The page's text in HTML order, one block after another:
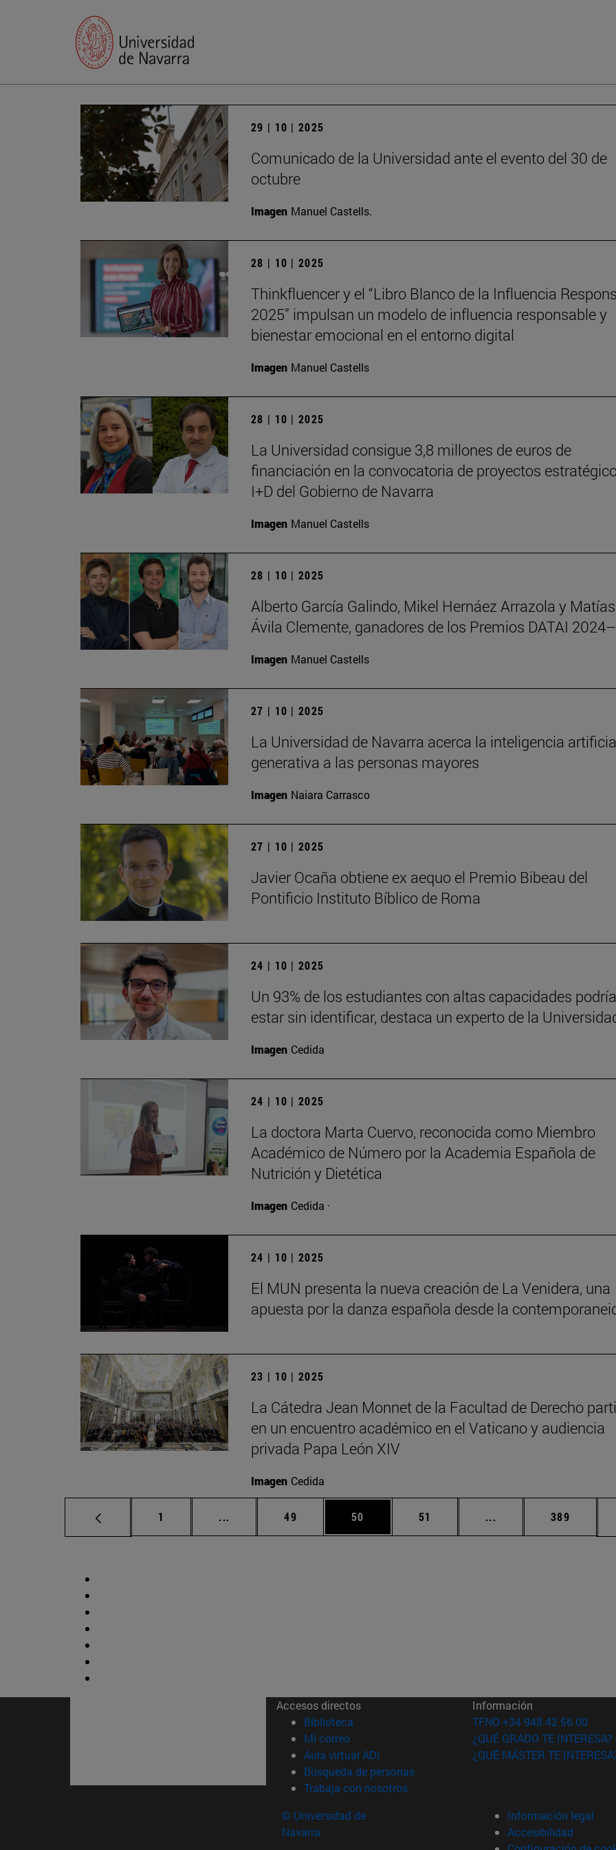
29 | 10 | 2025
Comunicado de la Universidad ante el evento del 30 de
octubre
Imagen Manuel Castells.
28 | 10 | 2025
Thinkfluencer y el “Libro Blanco de la Influencia
2025” impulsan un modelo de influencia responsable y
bienestar emocional en el entorno digital
Imagen Manuel Castells
28 | 10 | 2025
La Universidad consigue 3,8 millones de euros de
financiación en la convocatoria de proyectos
I+D del Gobierno de Navarra
Imagen Manuel Castells
28 | 10 | 2025
Alberto García Galindo, Mikel Hernáez Arrazola y Matías
Ávila Clemente, ganadores de los Premios DATAI
Imagen Manuel Castells
27 | 10 | 2025
La Universidad de Navarra acerca la inteligencia
generativa a las personas mayores
Imagen Naiara Carrasco
27 | 10 | 2025
Javier Ocaña obtiene ex aequo el Premio Bibeau del
Pontificio Instituto Bíblico de Roma
24 | 10 | 2025
Un 93% de los estudiantes con altas capacidades
estar sin identificar, destaca un experto de la
Imagen Cedida
24 | 10 | 2025
La doctora Marta Cuervo, reconocida como Miembro
Académico de Número por la Academia Española de
Nutrición y Dietética
Imagen Cedida ·
24 | 10 | 2025
El MUN presenta la nueva creación de La Venidera, una
apuesta por la danza española desde la
23 | 10 | 2025
La Cátedra Jean Monnet de la Facultad de Derecho
en un encuentro académico en el Vaticano y audiencia
privada Papa León XIV
Imagen Cedida
Página
1 ... Páginas intermedias Use TAB para desplazarse.
Página
49 Página
50 Página
51 ... Páginas intermedias
Página
389
Accesos directos
Biblioteca (abre en nueva ventana)
Mi correo(abre en nueva ventana)
Aula virtual ADI (abre en nueva ventana)
Búsqueda de personas(abre en nueva ventana)
Trabaja con nosotros(abre en nueva ventana)
Información
TFNO +34 948 42 56 00
¿QUÉ GRADO TE INTERESA?
¿QUÉ MÁSTER TE
© Universidad de
Navarra
Información legal
Accesibilidad